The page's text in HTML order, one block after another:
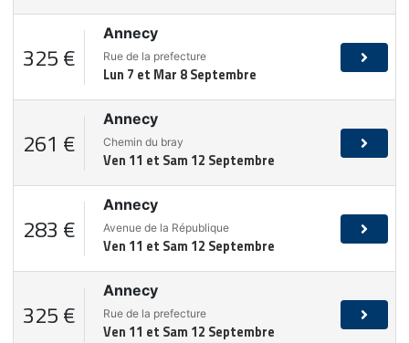
325 €
Annecy
Rue de la prefecture
Lun 7 et Mar 8 Septembre
261 €
Annecy
Chemin du bray
Ven 11 et Sam 12 Septembre
283 €
Annecy
Avenue de la République
Ven 11 et Sam 12 Septembre
325 €
Annecy
Rue de la prefecture
Ven 11 et Sam 12 Septembre